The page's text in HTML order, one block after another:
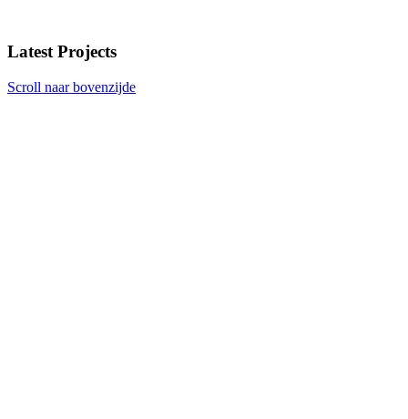
Latest Projects
Scroll naar bovenzijde